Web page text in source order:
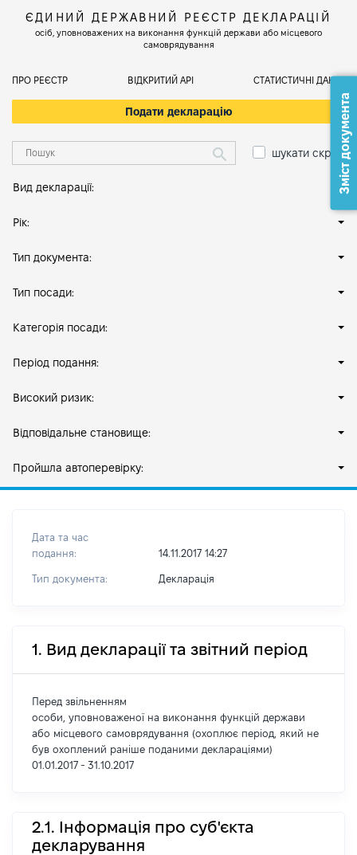
ЄДИНИЙ ДЕРЖАВНИЙ РЕЄСТР ДЕКЛАРАЦІЙ
осіб, уповноважених на виконання функцій держави або місцевого
самоврядування
ПРО РЕЄСТР ВІДКРИТИЙ АРІ СТАТИСТИЧНІ ДАНІ
Подати декларацію
шукати скрізь
Вид декларації:
Рік:
Тип документа:
Тип посади:
Категорія посади:
Період подання:
Високий ризик:
Відповідальне становище:
Пройшла автоперевірку:
Дата та час
подання:
14.11.2017 14:27
Тип документа: Декларація
1. Вид декларації та звітний період
Перед звільненням
особи, уповноваженої на виконання функцій держави
або місцевого самоврядування (охоплює період, який не
був охоплений раніше поданими деклараціями)
01.01.2017 - 31.10.2017
2.1. Інформація про суб'єкта
декларування
Зміст документа